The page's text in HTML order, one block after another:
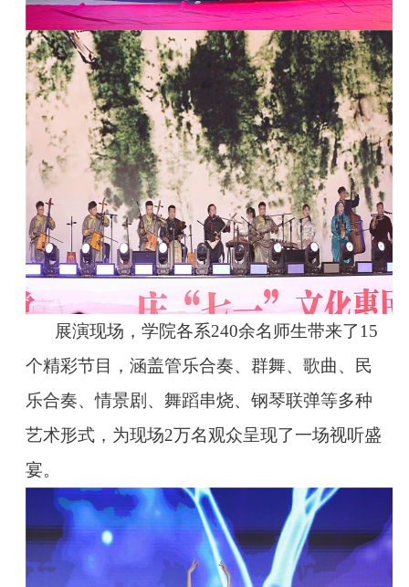
展演现场，学院各系240余名师生带来了15
个精彩节目，涵盖管乐合奏、群舞、歌曲、民
乐合奏、情景剧、舞蹈串烧、钢琴联弹等多种
艺术形式，为现场2万名观众呈现了一场视听盛
宴。